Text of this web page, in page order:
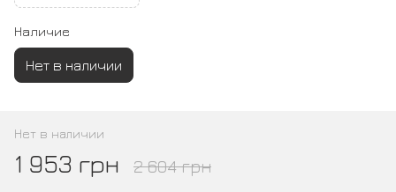
Наличие
Нет в наличии
Нет в наличии
1 953 грн 2 604 грн